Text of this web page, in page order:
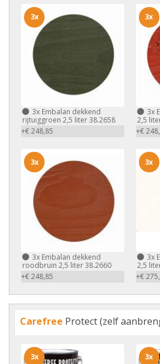
3x Embalan dekkend
rijtuiggroen 2,5 liter 38.2658
+€ 248,85
3x
3x
2,5
+€
3x
3x Embalan dekkend
roodbruin 2,5 liter 38.2660
+€ 248,85
3x
3x
2,5
+€
3x
Carefree Protect (zelf
3x 3x